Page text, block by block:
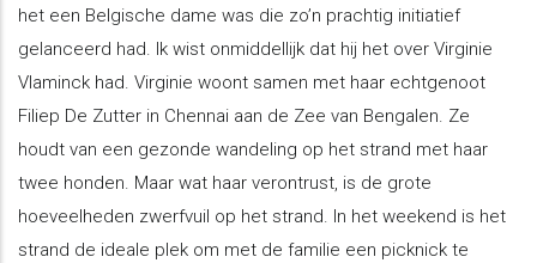
het een Belgische dame was die zo’n prachtig initiatief
gelanceerd had. Ik wist onmiddellijk dat hij het over Virginie
Vlaminck had. Virginie woont samen met haar echtgenoot
Filiep De Zutter in Chennai aan de Zee van Bengalen. Ze
houdt van een gezonde wandeling op het strand met haar
twee honden. Maar wat haar verontrust, is de grote
hoeveelheden zwerfvuil op het strand. In het weekend is het
strand de ideale plek om met de familie een picknick te